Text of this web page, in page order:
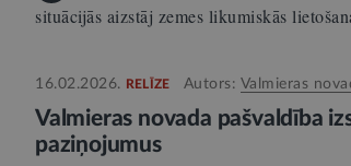
situācijās aizstāj zemes likumiskās
16.02.2026. RELĪZE Autors: Valmieras
Valmieras novada pašvaldība
paziņojumus